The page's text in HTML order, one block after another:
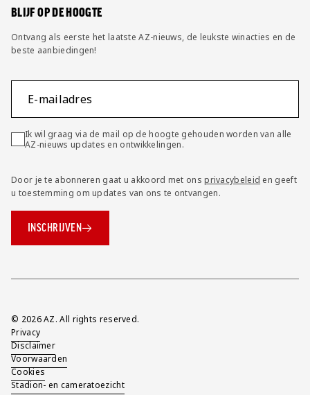
BLIJF OP DE HOOGTE
Ontvang als eerste het laatste AZ-nieuws, de leukste winacties en de
beste aanbiedingen!
E-mailadres
Ik wil graag via de mail op de hoogte gehouden worden van alle
AZ-nieuws updates en ontwikkelingen.
Door je te abonneren gaat u akkoord met onsprivacybeleid en geeft
u toestemming om updates van ons te ontvangen.
INSCHRIJVEN
Overig
© 2026 AZ. All rights reserved.
Privacy
Disclaimer
Voorwaarden
Cookies
Stadion- en cameratoezicht